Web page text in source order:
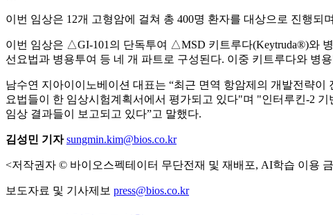
이번 임상은 12개 고형암에 걸쳐 총 400명 환자를 대상으로 진행되
이번 임상은 △GI-101의 단독투여 △MSD 키트루다(Keytruda®)와
선요법과 병용투여 등 네 개 파트로 구성된다. 이중 키트루다와 병
남수연 지아이이노베이션 대표는 “최근 면역 항암제의 개발전략
요법들이 한 임상시험계획서에서 평가되고 있다"며 "인터루킨-2
임상 결과들이 보고되고 있다”고 말했다.
김성민 기자 sungmin.kim@bios.co.kr
<저작권자 © 바이오스펙테이터 무단전재 및 재배포, AI학습 이용
보도자료 및 기사제보 press@bios.co.kr